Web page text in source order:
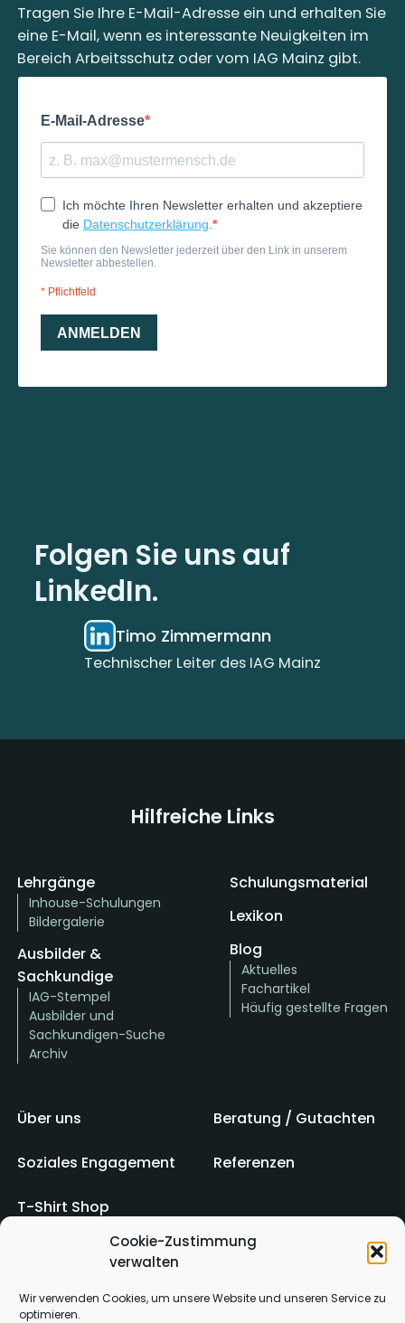
Cookie-Zustimmung
verwalten
Wir verwenden Cookies, um unsere Website und unseren Service zu
optimieren.
Tragen Sie Ihre E-Mail-Adresse ein und erhalten Sie
eine E-Mail, wenn es interessante Neuigkeiten im
Bereich Arbeitsschutz oder vom IAG Mainz gibt.
Folgen Sie uns auf
LinkedIn.
Timo Zimmermann
Technischer Leiter des IAG Mainz
Hilfreiche Links
Lehrgänge
Inhouse-Schulungen
Bildergalerie
Ausbilder &
Sachkundige
IAG-Stempel
Ausbilder und
Sachkundigen-Suche
Archiv
Schulungsmaterial
Lexikon
Blog
Aktuelles
Fachartikel
Häufig gestellte Fragen
Über uns Beratung / Gutachten
Soziales Engagement Referenzen
T-Shirt Shop
Impressum AGB